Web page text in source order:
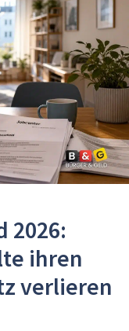
2026:
ihren
verlieren